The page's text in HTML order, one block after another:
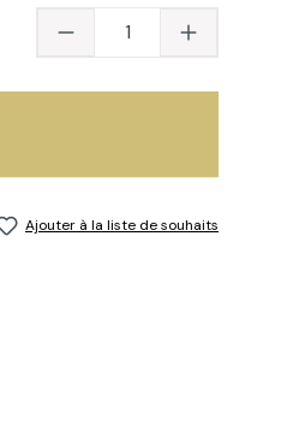
Quantité du
Ajouter à la liste de souhaits